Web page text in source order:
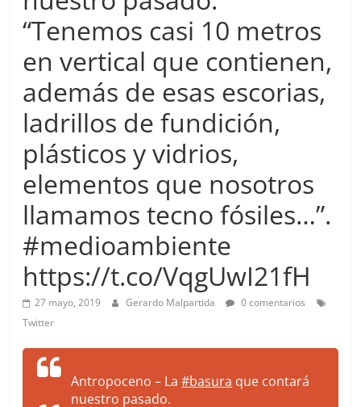
Do
more.
more.
“Tenemos casi 10 metros
en vertical que contienen,
además de esas escorias,
ladrillos de fundición,
plásticos y vidrios,
elementos que nosotros
llamamos tecno fósiles…”.
#medioambiente
https://t.co/VqgUwI21fH
27 mayo, 2019 Gerardo Malpartida
0 comentarios
Twitter
Antropoceno – La#basura que contará
nuestro pasado.